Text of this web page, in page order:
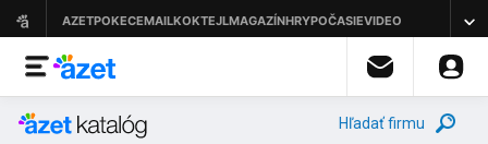
Hľadať firmu